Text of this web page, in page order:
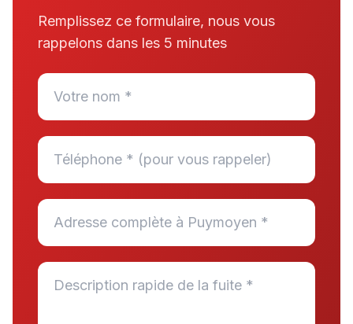
Remplissez ce formulaire, nous vous
rappelons dans les 5 minutes